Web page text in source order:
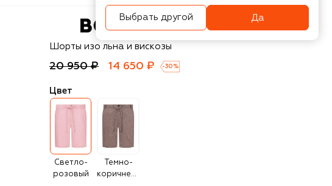
BOSS
Шорты изо льна и вискозы
20 950 ₽ 14 650 ₽ -30 %
Цвет
Светло-
розовый
Темно-
коричневый
Выбрать другой Да